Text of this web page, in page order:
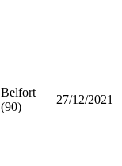
Belfort
(90)
27/12/2021